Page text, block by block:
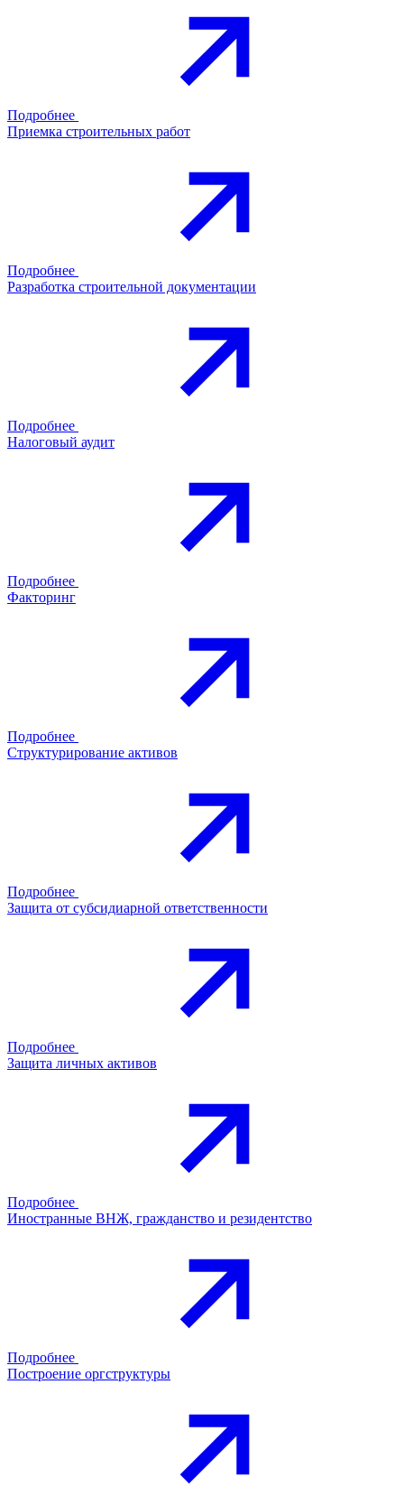
Подробнее
Приемка строительных работ
Подробнее
Разработка строительной документации
Подробнее
Налоговый аудит
Подробнее
Факторинг
Подробнее
Структурирование активов
Подробнее
Защита от субсидиарной ответственности
Подробнее
Защита личных активов
Подробнее
Иностранные ВНЖ, гражданство и резидентство
Подробнее
Построение оргструктуры